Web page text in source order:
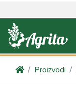
Proizvodi